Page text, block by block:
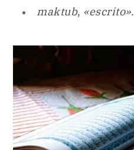
maktub, «escrito».